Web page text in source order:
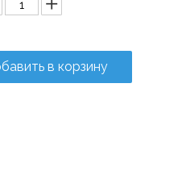
в корзину